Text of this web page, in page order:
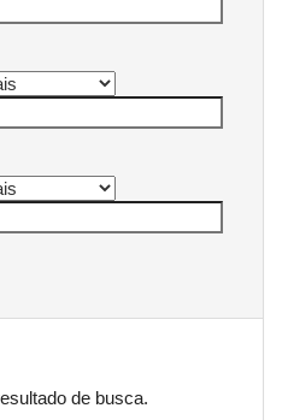
de busca.